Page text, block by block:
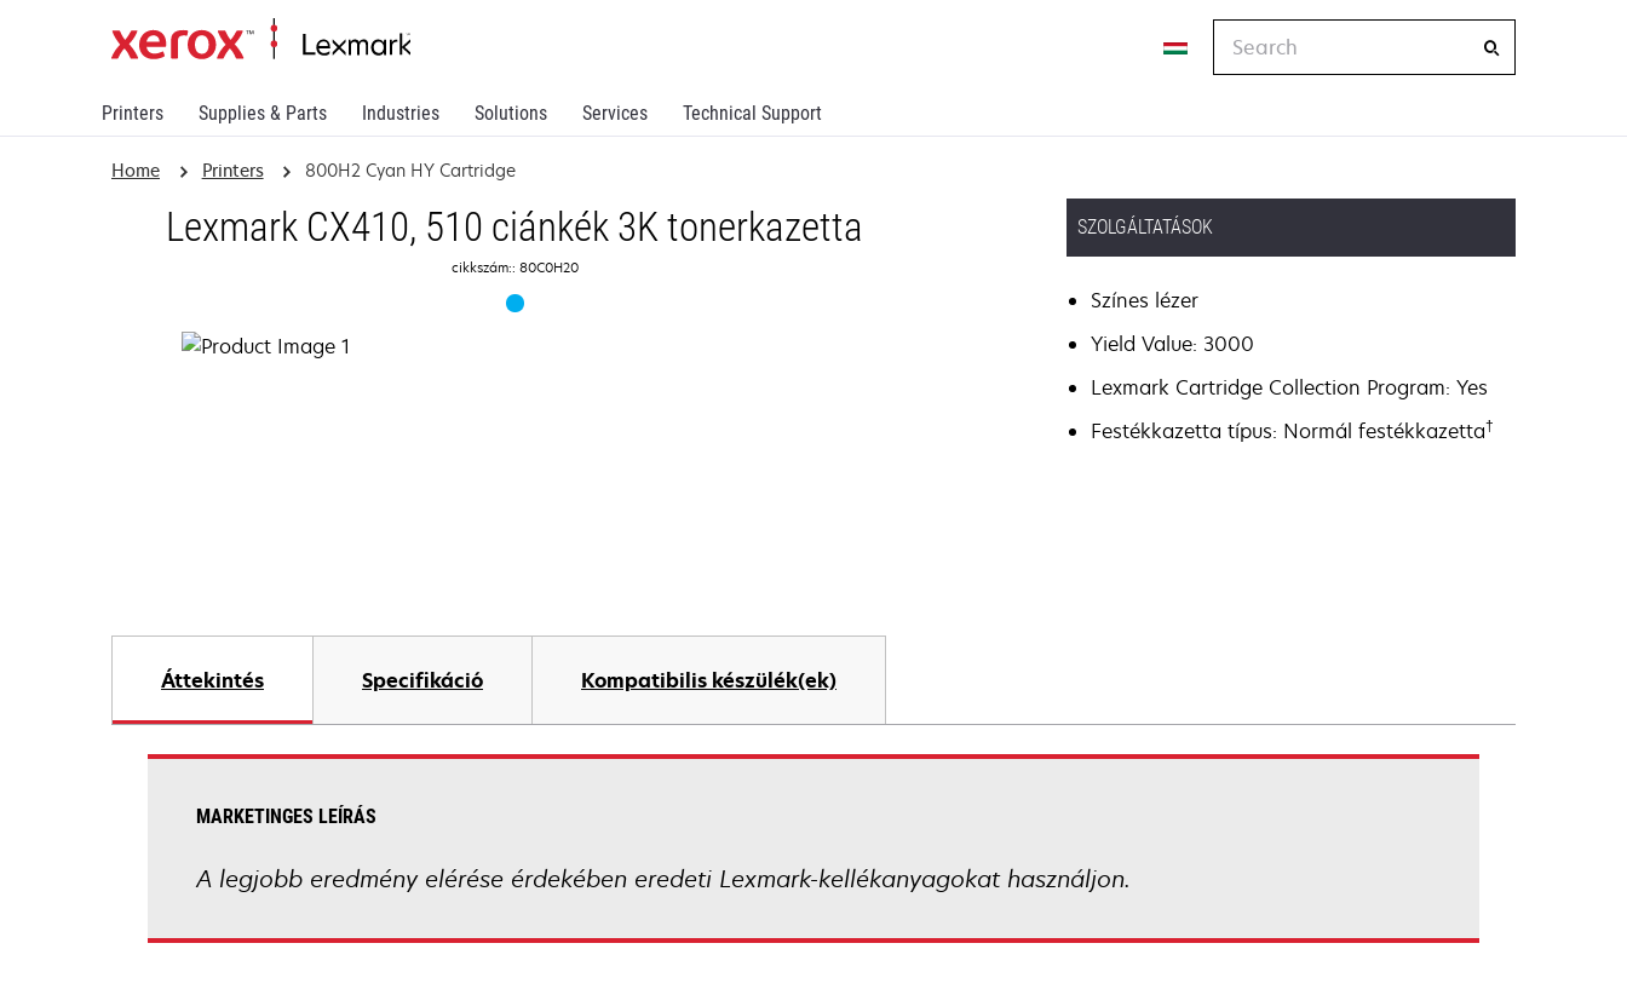
Printers Supplies & Parts Industries Solutions Services Technical Support
Home Printers 800H2 Cyan HY Cartridge
Lexmark CX410, 510 ciánkék 3K tonerkazetta
cikkszám:: 80C0H20
SZOLGÁLTATÁSOK
Színes lézer
Yield Value: 3000
Lexmark Cartridge Collection Program: Yes
Festékkazetta típus: Normál festékkazetta†
Áttekintés Specifikáció Kompatibilis készülék(ek)
MARKETINGES LEÍRÁS
A legjobb eredmény elérése érdekében eredeti Lexmark-kellékanyagokat használjon.